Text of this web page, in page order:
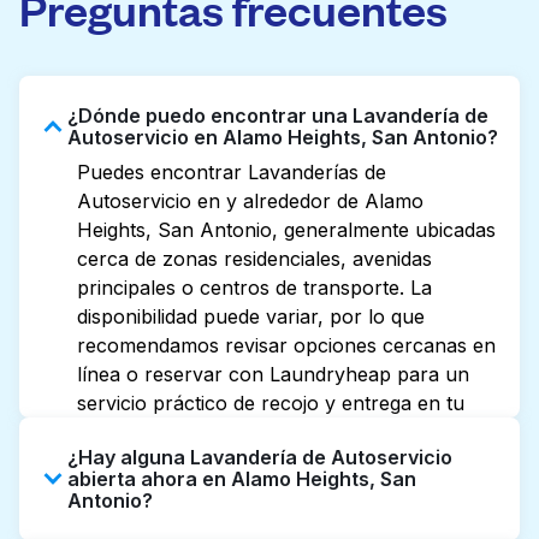
¿Dónde puedo encontrar una Lavandería de
Autoservicio en Alamo Heights, San Antonio?
Puedes encontrar Lavanderías de
Autoservicio en y alrededor de Alamo
Heights, San Antonio, generalmente ubicadas
cerca de zonas residenciales, avenidas
principales o centros de transporte. La
disponibilidad puede variar, por lo que
recomendamos revisar opciones cercanas en
línea o reservar con Laundryheap para un
servicio práctico de recojo y entrega en tu
¿Hay alguna Lavandería de Autoservicio
abierta ahora en Alamo Heights, San
Antonio?